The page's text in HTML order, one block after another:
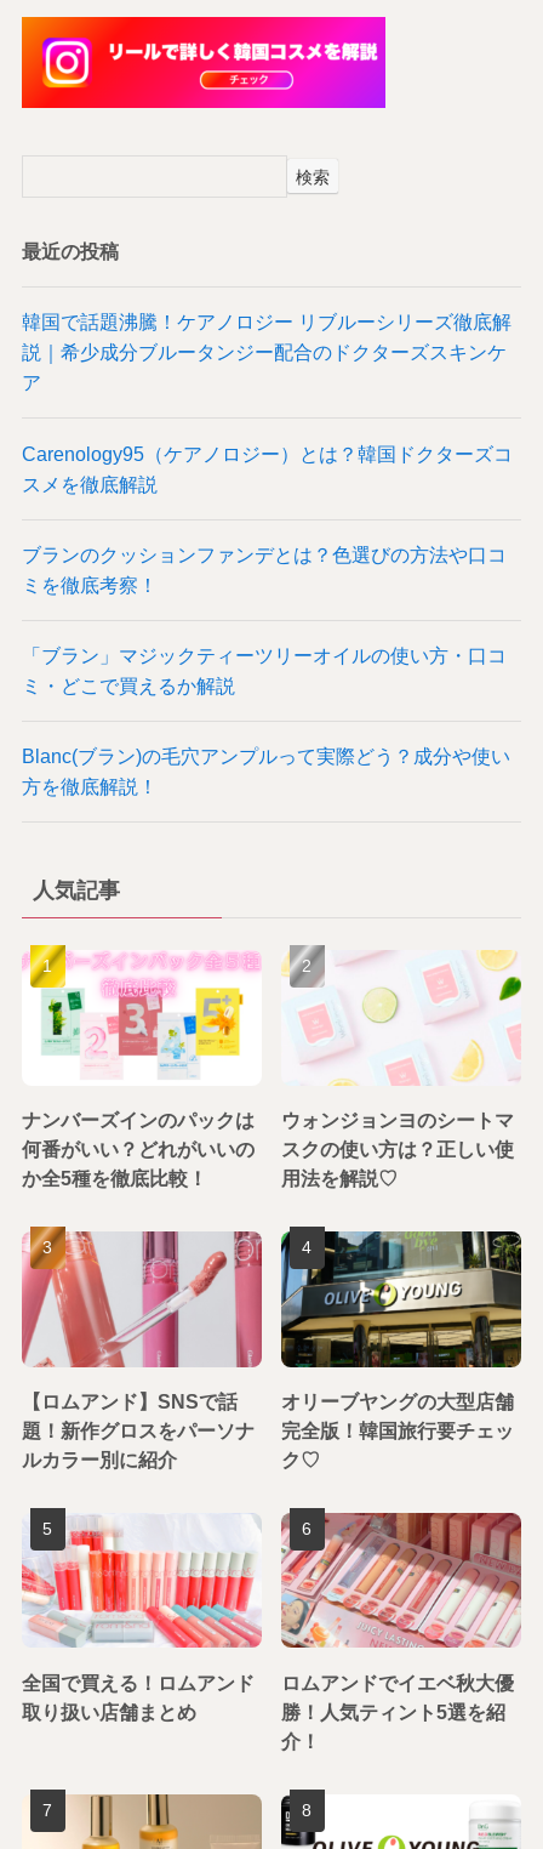
検索
最近の投稿
韓国で話題沸騰！ケアノロジー リブルーシリーズ徹底解
説｜希少成分ブルータンジー配合のドクターズスキンケ
ア
Carenology95（ケアノロジー）とは？韓国ドクターズコ
スメを徹底解説
ブランのクッションファンデとは？色選びの方法や口コ
ミを徹底考察！
「ブラン」マジックティーツリーオイルの使い方・口コ
ミ・どこで買えるか解説
Blanc(ブラン)の毛穴アンプルって実際どう？成分や使い
方を徹底解説！
人気記事
ナンバーズインのパックは
何番がいい？どれがいいの
か全5種を徹底比較！
ウォンジョンヨのシートマ
スクの使い方は？正しい使
用法を解説♡
【ロムアンド】SNSで話
題！新作グロスをパーソナ
ルカラー別に紹介
オリーブヤングの大型店舗
完全版！韓国旅行要チェッ
ク♡
全国で買える！ロムアンド
取り扱い店舗まとめ
ロムアンドでイエベ秋大優
勝！人気ティント5選を紹
介！